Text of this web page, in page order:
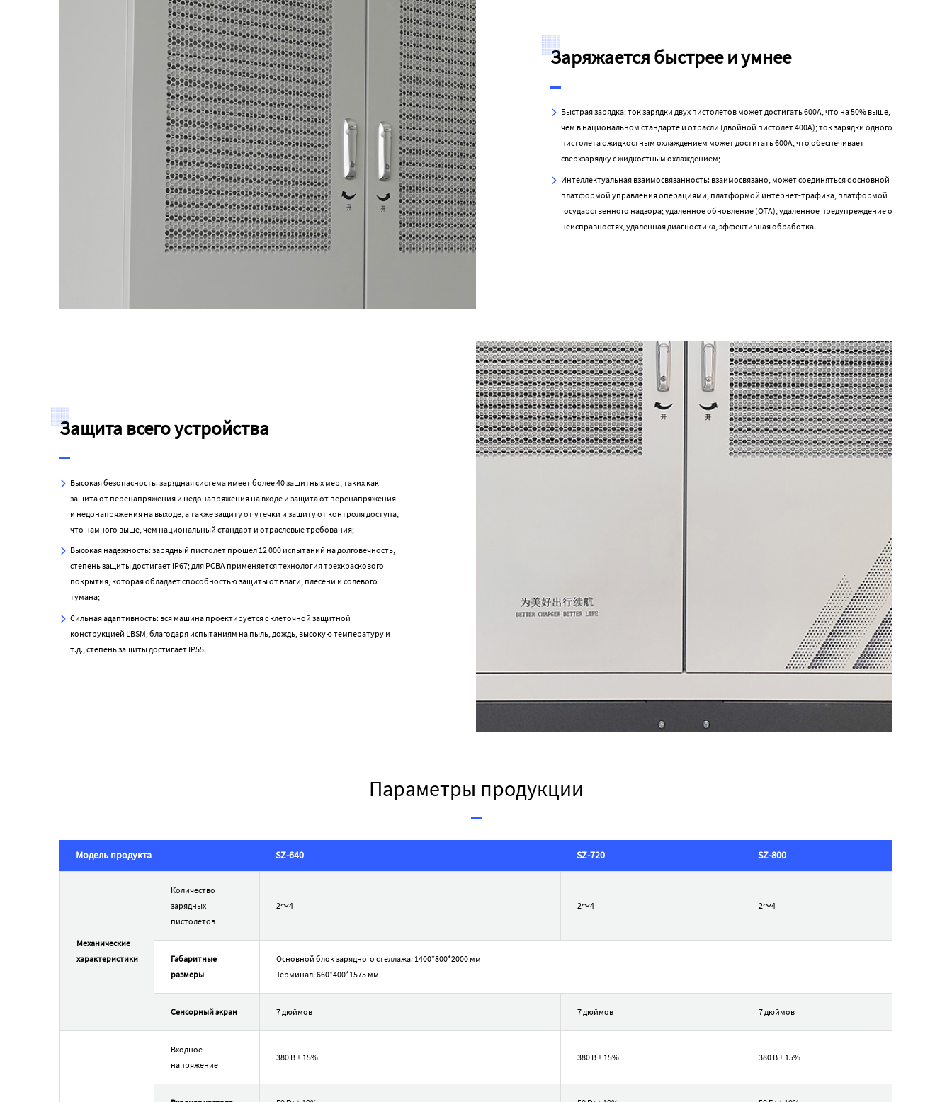
Заряжается быстрее и умнее
Быстрая зарядка: ток зарядки двух пистолетов может достигать 600А, что на 50% выше,
чем в национальном стандарте и отрасли (двойной пистолет 400А); ток зарядки одного
пистолета с жидкостным охлаждением может достигать 600А, что обеспечивает
сверхзарядку с жидкостным охлаждением;
Интеллектуальная взаимосвязанность: взаимосвязано, может соединяться с основной
платформой управления операциями, платформой интернет-трафика, платформой
государственного надзора; удаленное обновление (OTA), удаленное предупреждение о
неисправностях, удаленная диагностика, эффективная обработка.
Защита всего устройства
Высокая безопасность: зарядная система имеет более 40 защитных мер, таких как
защита от перенапряжения и недонапряжения на входе и защита от перенапряжения
и недонапряжения на выходе, а также защиту от утечки и защиту от контроля доступа,
что намного выше, чем национальный стандарт и отраслевые требования;
Высокая надежность: зарядный пистолет прошел 12 000 испытаний на долговечность,
степень защиты достигает IP67; для PCBA применяется технология трехкраскового
покрытия, которая обладает способностью защиты от влаги, плесени и солевого
тумана;
Сильная адаптивность: вся машина проектируется с клеточной защитной
конструкцией LBSM, благодаря испытаниям на пыль, дождь, высокую температуру и
т.д., степень защиты достигает IP55.
Параметры продукции
Модель продукта SZ-640 SZ-720 SZ-800
Механические
характеристики
Количество
зарядных
пистолетов
2～4 2～4 2～4
Габаритные
размеры
Основной блок зарядного стеллажа: 1400*800*2000 мм
Терминал: 660*400*1575 мм
Сенсорный экран 7 дюймов 7 дюймов 7 дюймов
Входное
напряжение
380 В ± 15% 380 В ± 15% 380 В ± 15%